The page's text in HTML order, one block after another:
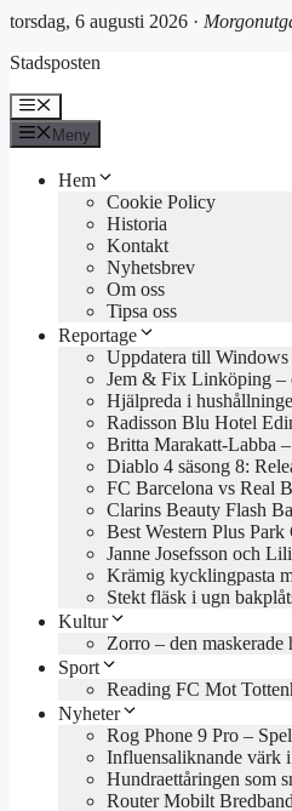
torsdag, 6 augusti 2026 ·
till
Stadsposten
Meny
Meny
Hem
Cookie Policy
Historia
Kontakt
Nyhetsbrev
Om oss
Tipsa oss
Reportage
Uppdatera till
Jem & Fix Linköping –
Hjälpreda i
Radisson Blu Hotel
Britta Marakatt-Labba
Diablo 4 säsong 8:
FC Barcelona vs Real
Clarins Beauty Flash
Best Western Plus
Janne Josefsson och
Krämig kycklingpasta
Stekt fläsk i ugn
Kultur
Zorro – den
Sport
Reading FC Mot
Nyheter
Rog Phone 9 Pro –
Influensaliknande värk
Hundraettåringen som
Router Mobilt